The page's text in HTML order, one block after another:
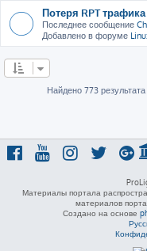
Потеря RPT
Последнее сообщение
Добавлено в форуме
Найдено 773 результата
Материалы портала
материалов
Создано на основе